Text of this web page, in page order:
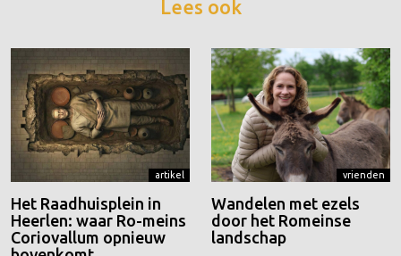
Lees ook
artikel
Het Raadhuisplein in
Heerlen: waar Ro-meins
Coriovallum opnieuw
vrienden
Wandelen met ezels
door het Romeinse
landschap